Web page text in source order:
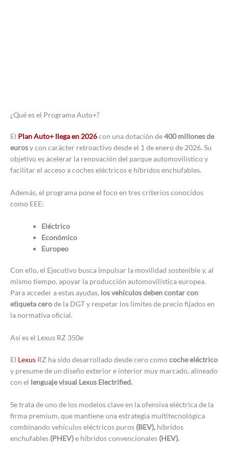
¿Qué es el Programa Auto+?
El Plan Auto+ llega en 2026con una dotación de400 millones de
eurosy con carácter retroactivo desde el 1 de enero de 2026. Su
objetivo es acelerar la renovación del parque automovilístico y
facilitar el acceso a coches eléctricos e híbridos enchufables.
Además, el programa pone el foco en tres criterios conocidos
como EEE:
Eléctrico
Económico
Europeo
Con ello, el Ejecutivo busca impulsar la movilidad sostenible y, al
mismo tiempo, apoyar la producción automovilística europea.
Para acceder a estas ayudas, los vehículos deben contar con
etiqueta cerode la DGT y respetar los límites de precio fijados en
la normativa oficial.
Así es el Lexus RZ 350e
El Lexus RZ ha sido desarrollado desde cero comocoche eléctrico
y presume de un diseño exterior e interior muy marcado, alineado
con el lenguaje visual Lexus Electrified.
Se trata de uno de los modelos clave en la ofensiva eléctrica de la
firma premium, que mantiene una estrategia multitecnológica
combinando vehículos eléctricos puros (BEV), híbridos
enchufables (PHEV)e híbridos convencionales (HEV).